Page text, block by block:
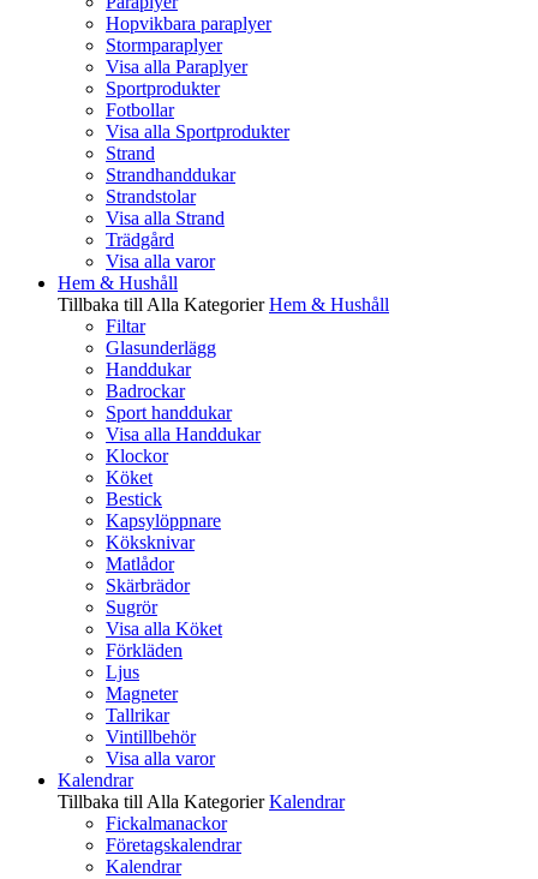
Hopvikbara paraplyer
Stormparaplyer
Visa alla Paraplyer
Sportprodukter
Fotbollar
Visa alla Sportprodukter
Strand
Strandhanddukar
Strandstolar
Visa alla Strand
Trädgård
Visa alla varor
Hem & Hushåll
Tillbaka till Alla Kategorier Hem & Hushåll
Filtar
Glasunderlägg
Handdukar
Badrockar
Sport handdukar
Visa alla Handdukar
Klockor
Köket
Bestick
Kapsylöppnare
Köksknivar
Matlådor
Skärbrädor
Sugrör
Visa alla Köket
Förkläden
Ljus
Magneter
Tallrikar
Vintillbehör
Visa alla varor
Kalendrar
Tillbaka till Alla Kategorier Kalendrar
Fickalmanackor
Företagskalendrar
Kalendrar